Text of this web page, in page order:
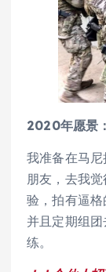
2020年愿景：
我准备在马
朋友，去我
验，拍有逼格
并且定期组
练。